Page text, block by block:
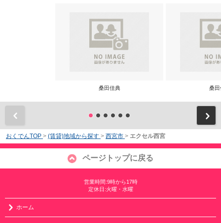
桑田佳典 桑田
おくでんTOP > (賃貸)地域から探す > 西宮市 > エクセル西宮
ページトップに戻る
営業時間:9時から17時
定休日:火曜・水曜
ホーム